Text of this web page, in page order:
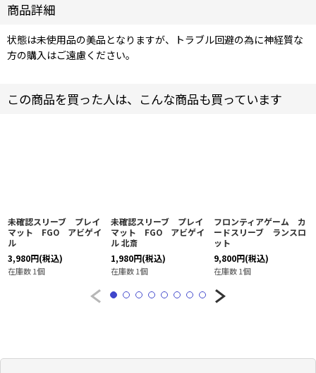
商品詳細
状態は未使用品の美品となりますが、トラブル回避の為に神経質な
方の購入はご遠慮ください。
この商品を買った人は、こんな商品も買っています
未確認スリーブ プレイ
マット FGO アビゲイ
ル
3,980円(税込)
在庫数 1個
未確認スリーブ プレイ
マット FGO アビゲイ
ル 北斎
1,980円(税込)
在庫数 1個
フロンティアゲーム カ
ードスリーブ ランスロ
ット
9,800円(税込)
在庫数 1個